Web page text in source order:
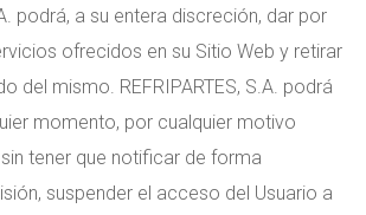
podrá, a su entera discreción, dar por
ofrecidos en su Sitio Web y retirar
del mismo. REFRIPARTES, S.A. podrá
momento, por cualquier motivo
tener que notificar de forma
suspender el acceso del Usuario a